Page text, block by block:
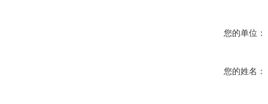
您的单位：
您的姓名：